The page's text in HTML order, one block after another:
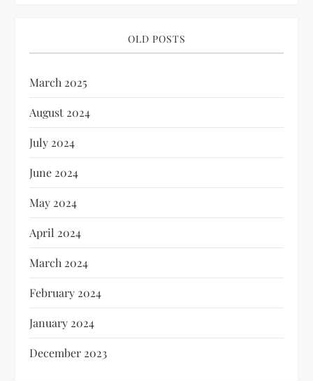
OLD POSTS
March 2025
August 2024
July 2024
June 2024
May 2024
April 2024
March 2024
February 2024
January 2024
December 2023